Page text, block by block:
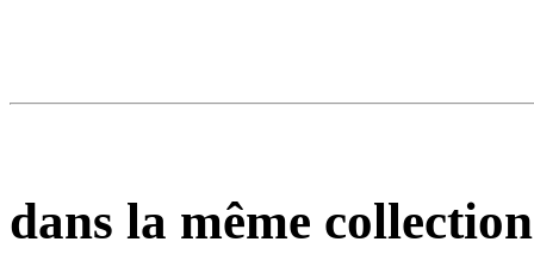
dans la même collection